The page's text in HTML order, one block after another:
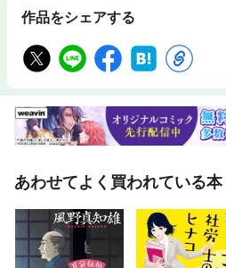
作品をシェアする
あわせてよく買われている本